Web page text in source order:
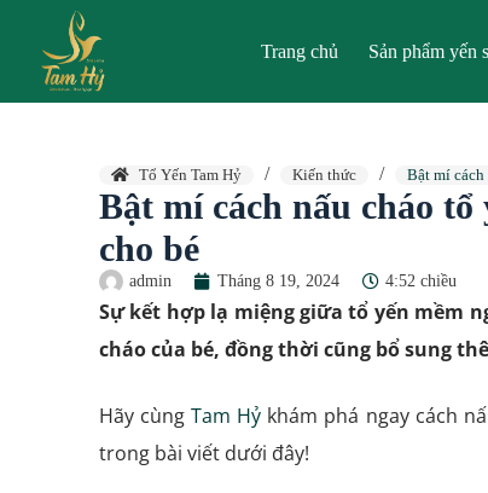
Trang chủ Sản phẩm yến
Tổ Yến Tam Hỷ Kiến thức Bật mí
Bật mí cách nấu cháo
cho bé
admin Tháng 8 19, 2024 4:52 chiều
Sự kết hợp lạ miệng giữa tổ yến mềm
cháo của bé, đồng thời cũng bổ sung
Hãy cùngTam Hỷ khám phá ngay cách
trong bài viết dưới đây!